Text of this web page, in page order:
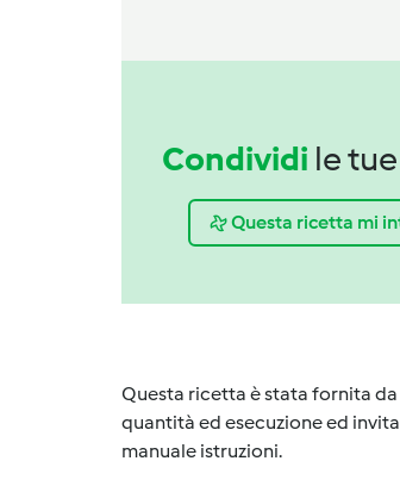
Condividi le
Questa ricetta mi
Questa ricetta è stata fornita da
quantità ed esecuzione ed
manuale istruzioni.